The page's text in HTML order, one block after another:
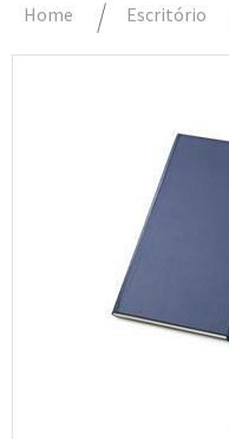
Home Escritório